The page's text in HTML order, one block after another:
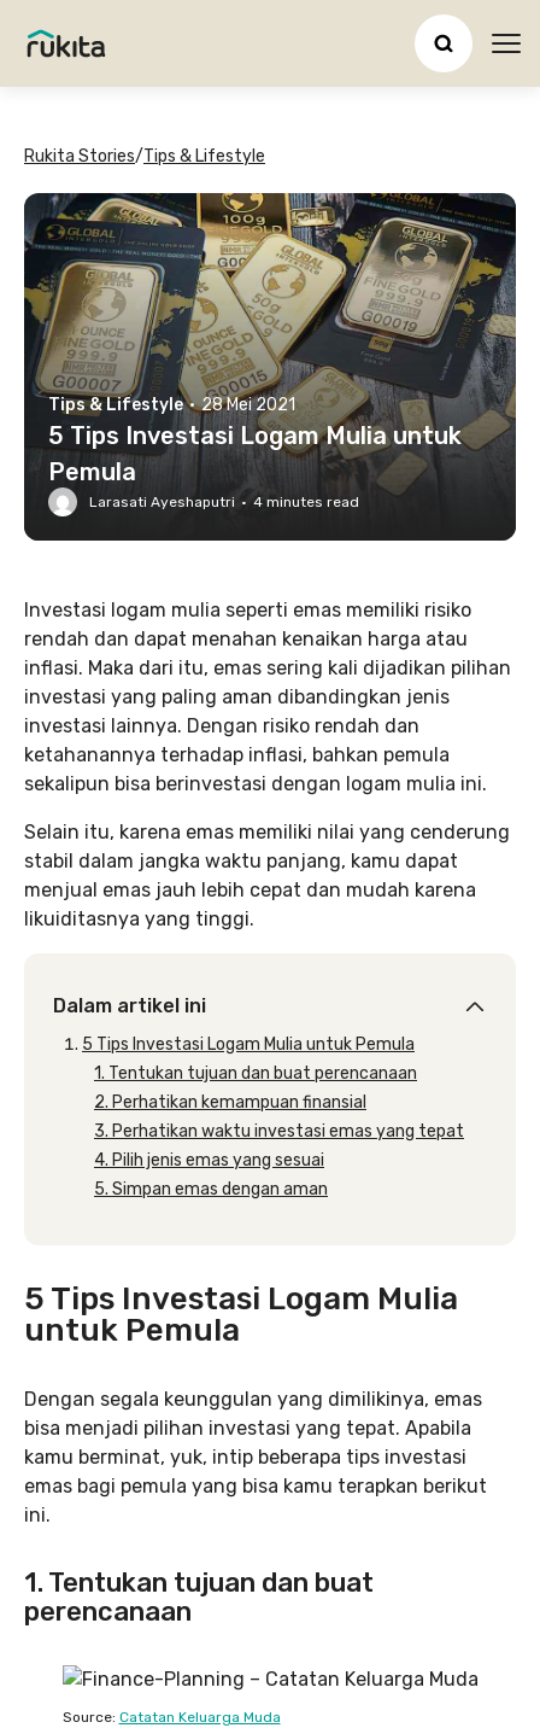
Rukita Stories/Tips & Lifestyle
Tips & Lifestyle · 28 Mei 2021
5 Tips Investasi Logam Mulia untuk
Pemula
Larasati Ayeshaputri · 4 minutes read
Investasi logam mulia seperti emas memiliki risiko
rendah dan dapat menahan kenaikan harga atau
inflasi. Maka dari itu, emas sering kali dijadikan pilihan
investasi yang paling aman dibandingkan jenis
investasi lainnya. Dengan risiko rendah dan
ketahanannya terhadap inflasi, bahkan pemula
sekalipun bisa berinvestasi dengan logam mulia ini.
Selain itu, karena emas memiliki nilai yang cenderung
stabil dalam jangka waktu panjang, kamu dapat
menjual emas jauh lebih cepat dan mudah karena
likuiditasnya yang tinggi.
Dalam artikel ini
5 Tips Investasi Logam Mulia untuk Pemula
1. Tentukan tujuan dan buat perencanaan
2. Perhatikan kemampuan finansial
3. Perhatikan waktu investasi emas yang tepat
4. Pilih jenis emas yang sesuai
5. Simpan emas dengan aman
5 Tips Investasi Logam Mulia
untuk Pemula
Dengan segala keunggulan yang dimilikinya, emas
bisa menjadi pilihan investasi yang tepat. Apabila
kamu berminat, yuk, intip beberapa tips investasi
emas bagi pemula yang bisa kamu terapkan berikut
ini.
1. Tentukan tujuan dan buat
perencanaan
Source: Catatan Keluarga Muda